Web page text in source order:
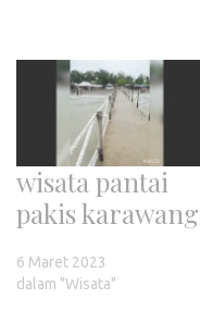
wisata pantai
pakis karawang
6 Maret 2023
dalam "Wisata"